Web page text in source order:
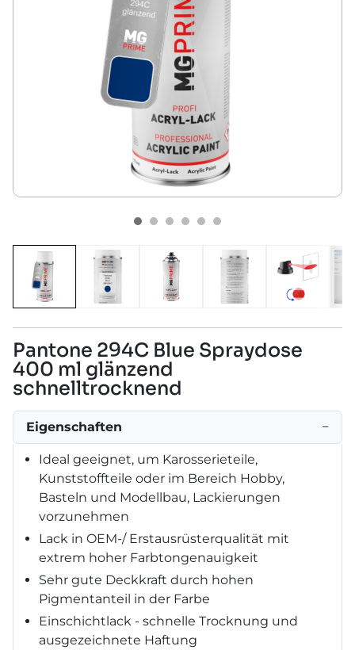
Pantone 294C Blue Spraydose
400 ml glänzend
schnelltrocknend
Eigenschaften −
Ideal geeignet, um Karosserieteile,
Kunststoffteile oder im Bereich Hobby,
Basteln und Modellbau, Lackierungen
vorzunehmen
Lack in OEM-/ Erstausrüsterqualität mit
extrem hoher Farbtongenauigkeit
Sehr gute Deckkraft durch hohen
Pigmentanteil in der Farbe
Einschichtlack - schnelle Trocknung und
ausgezeichnete Haftung